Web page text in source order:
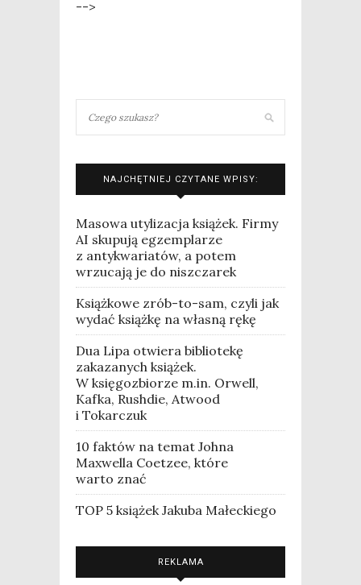
-->
NAJCHĘTNIEJ CZYTANE WPISY:
Masowa utylizacja książek. Firmy
AI skupują egzemplarze
z antykwariatów, a potem
wrzucają je do niszczarek
Książkowe zrób-to-sam, czyli jak
wydać książkę na własną rękę
Dua Lipa otwiera bibliotekę
zakazanych książek.
W księgozbiorze m.in. Orwell,
Kafka, Rushdie, Atwood
i Tokarczuk
10 faktów na temat Johna
Maxwella Coetzee, które
warto znać
TOP 5 książek Jakuba Małeckiego
REKLAMA